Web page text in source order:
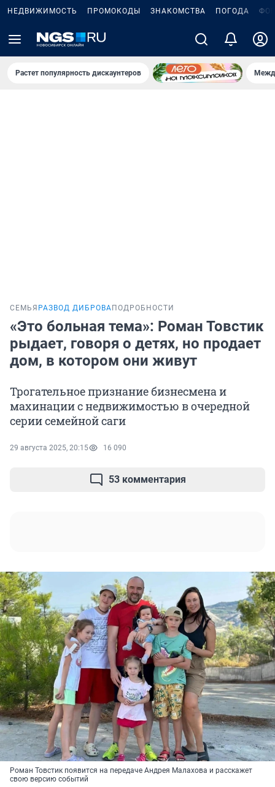
НЕДВИЖИМОСТЬ ПРОМОКОДЫ ЗНАКОМСТВА ПОГОДА
Растет популярность дискаунтеров
СЕМЬЯ РАЗВОД ДИБРОВА ПОДРОБНОСТИ
«Это больная тема»: Роман Товстик
рыдает, говоря о детях, но продает
дом, в котором они живут
Трогательное признание бизнесмена и
махинации с недвижимостью в очередной
серии семейной саги
29 августа 2025, 20:15 16 090
53 комментария
Роман Товстик появится на передаче Андрея Малахова и расскажет
свою версию событий